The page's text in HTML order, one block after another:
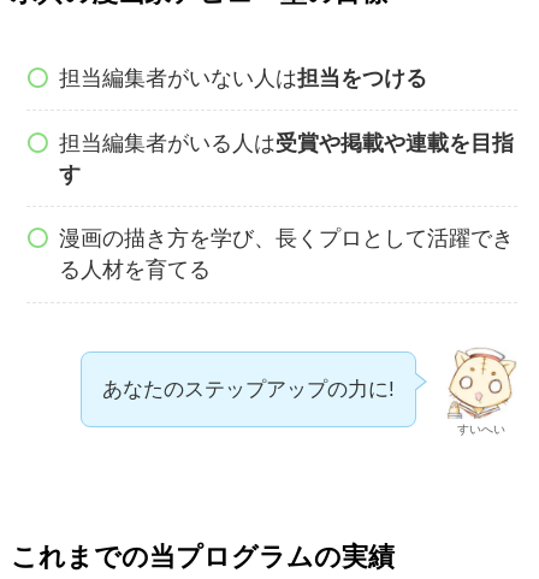
担当編集者がいない人は担当をつける
担当編集者がいる人は受賞や掲載や連載を目指
す
漫画の描き方を学び、長くプロとして活躍でき
る人材を育てる
すいへい
あなたのステップアップの力に!
これまでの当プログラムの実績